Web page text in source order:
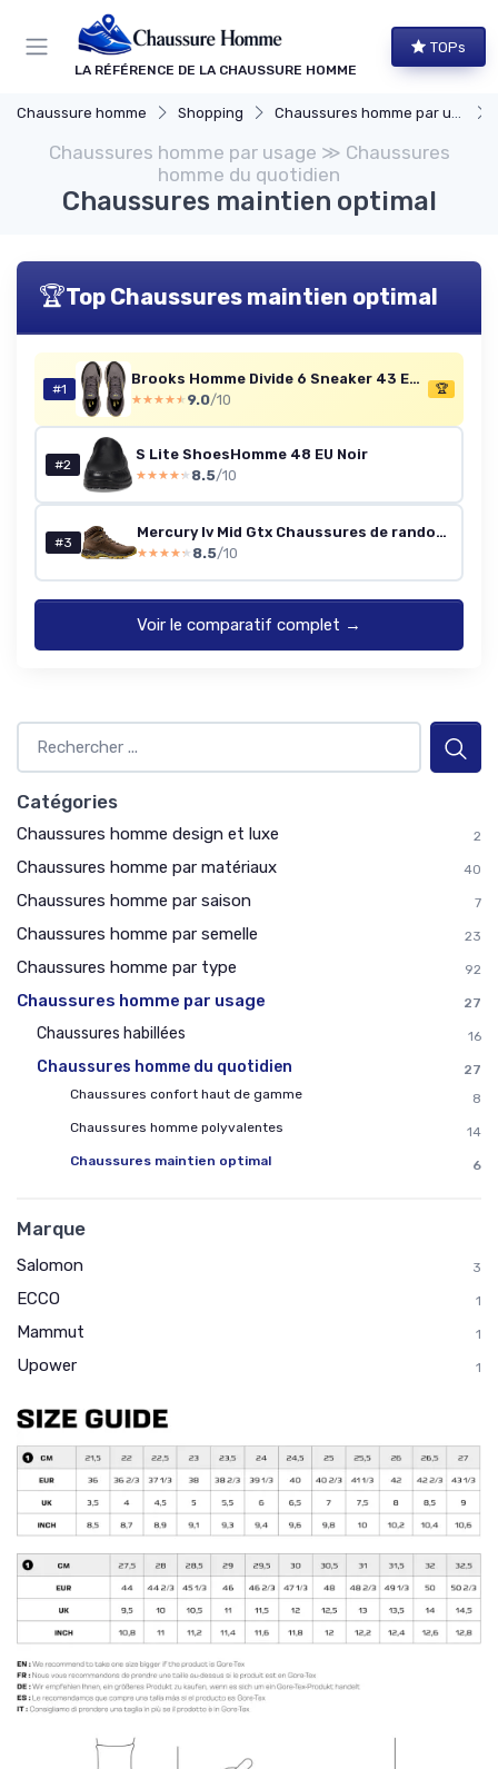
LA RÉFÉRENCE DE LA CHAUSSURE HOMME
TOPs
Chaussure homme Shopping Chaussures homme par usage
Chaussures homme par usage ≫ Chaussures
homme du quotidien
Chaussures maintien optimal
🏆Top Chaussures maintien optimal
#1
Brooks Homme Divide 6 Sneaker 43 EU Rabbit Black Golden Hour
★★★★★
★★★★★ 9.0/10
🏆
#2
S Lite ShoesHomme 48 EU Noir
★★★★★
★★★★★ 8.5/10
#3
Mercury Iv Mid Gtx Chaussures de randonnée.Homme 42 EU Moor Amber Green
★★★★★
★★★★★ 8.5/10
Voir le comparatif complet →
Catégories
Chaussures homme design et luxe 2
Chaussures homme par matériaux 40
Chaussures homme par saison 7
Chaussures homme par semelle 23
Chaussures homme par type 92
Chaussures homme par usage 27
Chaussures habillées 16
Chaussures homme du quotidien
27
Chaussures confort haut de gamme
8
Chaussures homme polyvalentes
14
Chaussures maintien optimal
6
Marque
Salomon 3
ECCO 1
Mammut 1
Upower 1
Panneau de gestion des cookies